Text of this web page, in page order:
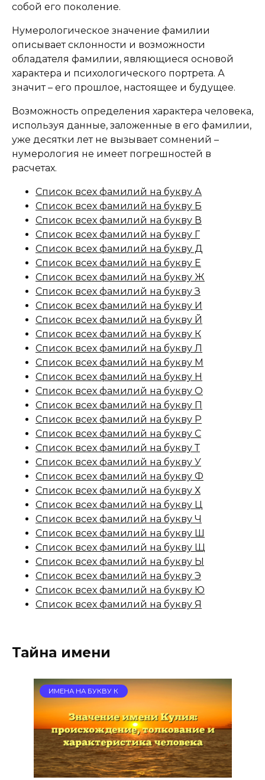
собой его поколение.
Нумерологическое значение фамилии
описывает склонности и возможности
обладателя фамилии, являющиеся основой
характера и психологического портрета. А
значит – его прошлое, настоящее и будущее.
Возможность определения характера человека,
используя данные, заложенные в его фамилии,
уже десятки лет не вызывает сомнений –
нумерология не имеет погрешностей в
расчетах.
Список всех фамилий на букву А
Список всех фамилий на букву Б
Список всех фамилий на букву В
Список всех фамилий на букву Г
Список всех фамилий на букву Д
Список всех фамилий на букву Е
Список всех фамилий на букву Ж
Список всех фамилий на букву З
Список всех фамилий на букву И
Список всех фамилий на букву Й
Список всех фамилий на букву К
Список всех фамилий на букву Л
Список всех фамилий на букву М
Список всех фамилий на букву Н
Список всех фамилий на букву О
Список всех фамилий на букву П
Список всех фамилий на букву Р
Список всех фамилий на букву С
Список всех фамилий на букву Т
Список всех фамилий на букву У
Список всех фамилий на букву Ф
Список всех фамилий на букву Х
Список всех фамилий на букву Ц
Список всех фамилий на букву Ч
Список всех фамилий на букву Ш
Список всех фамилий на букву Щ
Список всех фамилий на букву Ы
Список всех фамилий на букву Э
Список всех фамилий на букву Ю
Список всех фамилий на букву Я
Тайна имени
ИМЕНА НА БУКВУ К